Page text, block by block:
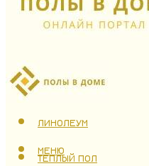
ЛАМИНАТ
ЛИНОЛЕУМ
ТЕПЛЫЙ ПОЛ
МЕНЮ